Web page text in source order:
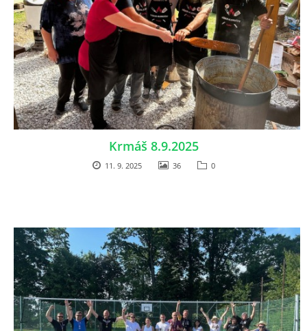
Krmáš 8.9.2025
11. 9. 2025 36 0